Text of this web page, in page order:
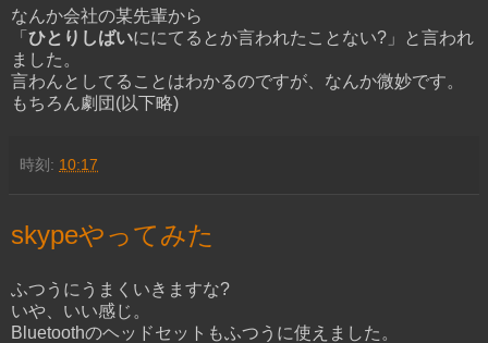
なんか会社の某先輩から
「 ひとりしばいににてるとか言われたことない?」と言われ
ました。
言わんとしてることはわかるのですが、なんか微妙です。
もちろん劇団(以下略)
時刻: 10:17
skypeやってみた
ふつうにうまくいきますな?
いや、いい感じ。
Bluetoothのヘッドセットもふつうに使えました。